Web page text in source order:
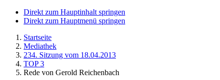
Direkt zum Hauptinhalt springen
Direkt zum Hauptmenü springen
Startseite
Mediathek
234. Sitzung vom 18.04.2013
TOP 3
Rede von Gerold Reichenbach